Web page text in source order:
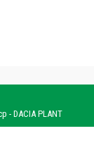
- DACIA PLANT